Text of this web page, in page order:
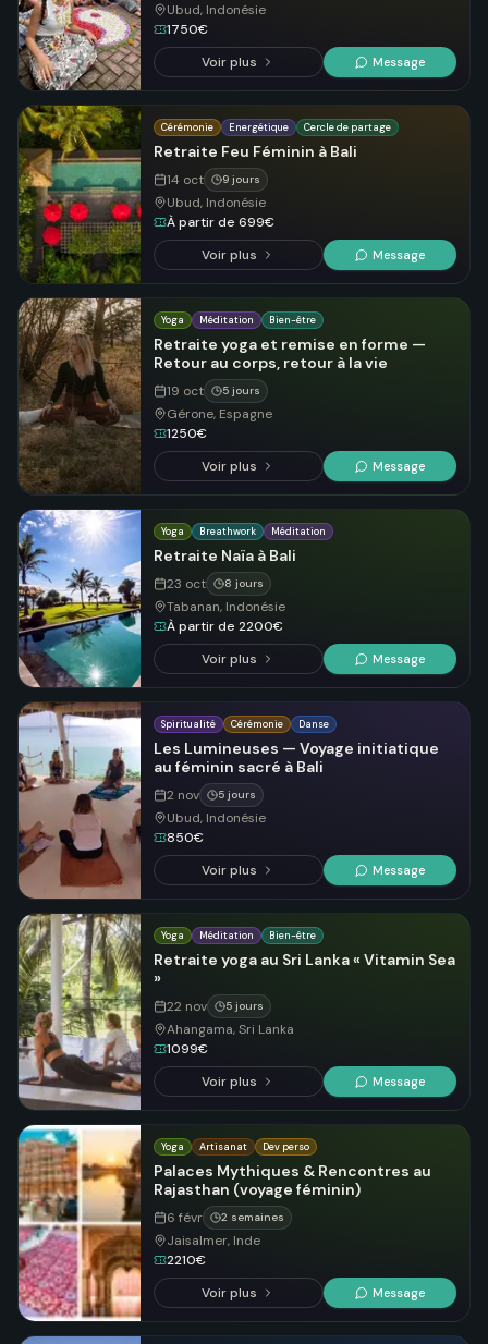
Ubud, Indonésie
1750€
Voir plus
Message
Cérémonie Energétique Cercle de partage
Retraite Feu Féminin à Bali
14 oct 9 jours
Ubud, Indonésie
À partir de 699€
Voir plus
Message
Yoga Méditation Bien-être
Retraite yoga et remise en forme —
Retour au corps, retour à la vie
19 oct 5 jours
Gérone, Espagne
1250€
Voir plus
Message
Yoga Breathwork Méditation
Retraite Naïa à Bali
23 oct 8 jours
Tabanan, Indonésie
À partir de 2200€
Voir plus
Message
Spiritualité Cérémonie Danse
Les Lumineuses — Voyage initiatique
au féminin sacré à Bali
2 nov 5 jours
Ubud, Indonésie
850€
Voir plus
Message
Yoga Méditation Bien-être
Retraite yoga au Sri Lanka « Vitamin Sea
»
22 nov 5 jours
Ahangama, Sri Lanka
1099€
Voir plus
Message
Yoga Artisanat Dev perso
Palaces Mythiques & Rencontres au
Rajasthan (voyage féminin)
6 févr 2 semaines
Jaisalmer, Inde
2210€
Voir plus
Message